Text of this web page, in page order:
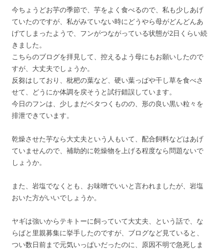
今ちょうどお芋の季節で、芋をよく食べるので、私も少しあげ
ていたのですが、私がみていない時にどうやら母がどんどんあ
げてしまったようで、フンがつながっている状態が2日くらい続
きました。
こちらのブログを拝見して、控えるよう母にもお願いしたので
すが、大丈夫でしょうか。
反芻はしており、枇杷の葉など、硬い葉っぱや干し草を食べさ
せて、どうにか体調を戻そうと試行錯誤しています。
今日のフンは、少しまだベタつくものの、形の良い黒い粒々を
排泄できています。
乾燥させた芋なら大丈夫という人もいて、配合飼料などはあげ
ていませんので、補助的に乾燥物を上げる程度なら問題ないで
しょうか。
また、岩塩でなくとも、お味噌でいいと言われましたが、岩塩
おいた方がいいでしょうか。
ヤギは強いからテキトーに飼っていて大丈夫、という話で、な
らばと里親募集に挙手したのですが、ブログなど見ていると、
つい数日前まで元気いっぱいだったのに、原因不明で急死しま